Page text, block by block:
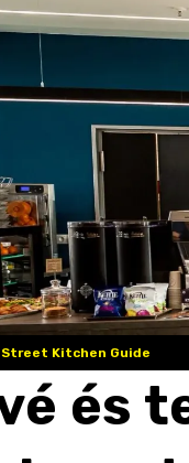
Street Kitchen Guide
és